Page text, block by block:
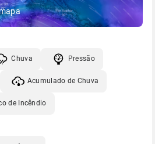
Chuva Pressão
Acumulado de Chuva
de Incêndio